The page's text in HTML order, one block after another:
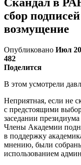
сбор
возмущение
Опубликовано Июл
482
Поделится
В этом усмотрели
Неприятная, если не
с предстоящими
заседании
Члены Академии
в поддержку
мнению, были
использованием